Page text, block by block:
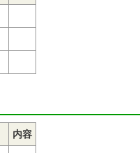
内容